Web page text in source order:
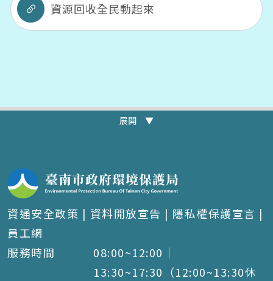
資源回收全民動起來
展開 ▼
資通安全政策 | 資料開放宣告 | 隱私權保護宣言 |
員工網
服務時間
08:00~12:00｜
13:30~17:30（12:00~13:30休